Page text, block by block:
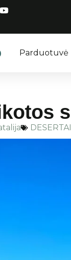
Parduotuvė
DESERTAI